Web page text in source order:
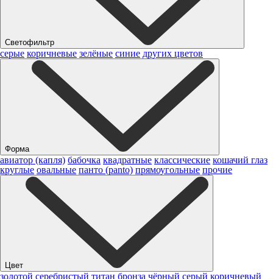
Светофильтр
серые коричневые зелёные синие других цветов
Форма
авиатор (капля) бабочка квадратные классические кошачий глаз
круглые овальные панто (panto) прямоугольные прочие
Цвет
золотой серебристый титан бронза чёрный серый коричневый